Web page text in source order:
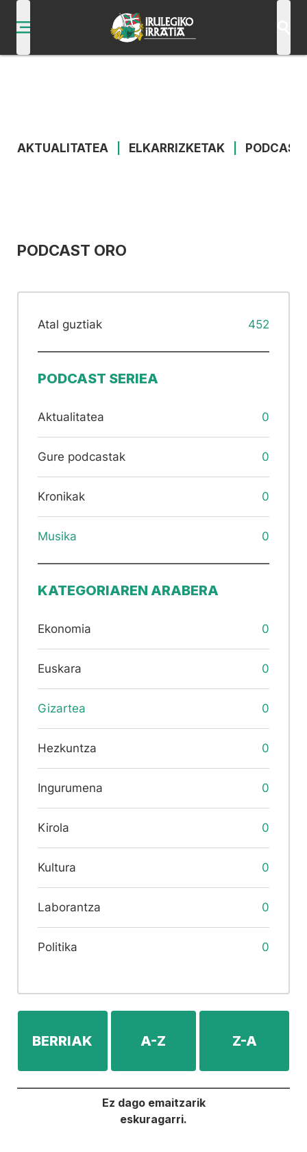
AKTUALITATEA ELKARRIZKETAK
PODCAST ORO
Atal guztiak 452
PODCAST SERIEA
Aktualitatea 0
Gure podcastak 0
Kronikak 0
Musika 0
KATEGORIAREN ARABERA
Ekonomia 0
Euskara 0
Gizartea 0
Hezkuntza 0
Ingurumena 0
Kirola 0
Kultura 0
Laborantza 0
Politika 0
BERRIAK A-Z Z-A
Ez dago emaitzarik
eskuragarri.